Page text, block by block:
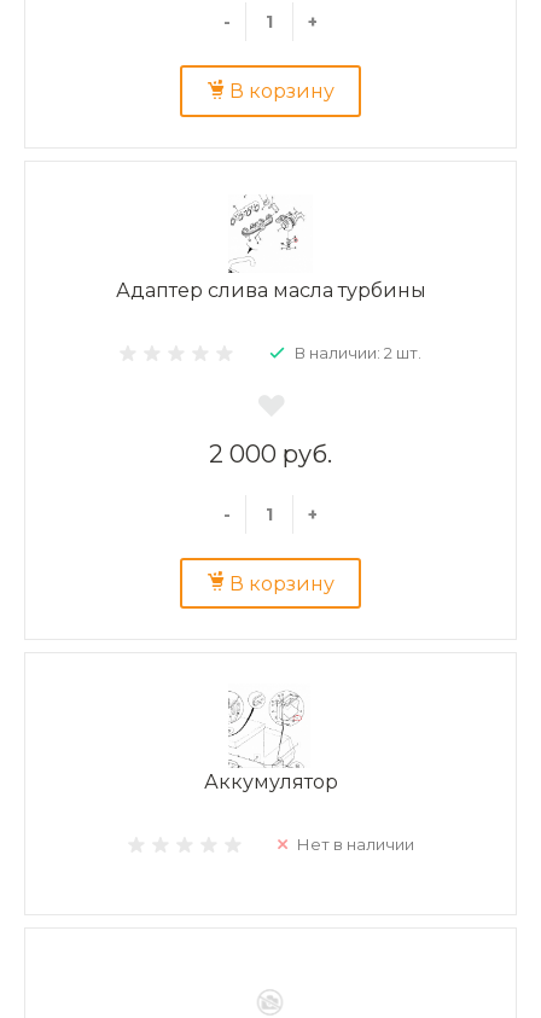
- +
В корзину
Адаптер слива масла турбины
В наличии: 2 шт.
2 000 руб.
- +
В корзину
Аккумулятор
Нет в наличии